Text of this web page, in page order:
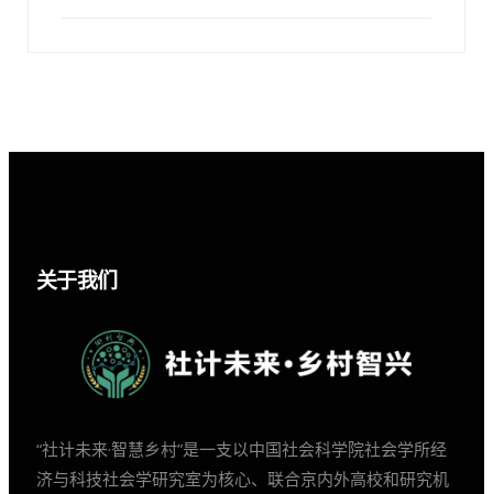
关于我们
“社计未来·智慧乡村”是一支以中国社会科学院社会学所经
济与科技社会学研究室为核心、联合京内外高校和研究机